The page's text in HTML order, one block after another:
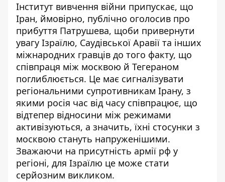
Інститут вивчення війни припускає, що
Іран, ймовірно, публічно оголосив про
прибуття Патрушева, щоби привернути
увагу Ізраїлю, Саудівської Аравії та інших
міжнародних гравців до того факту, що
співпраця між москвою й Тегераном
поглиблюється. Це має сигналізувати
регіональними супротивникам Ірану, з
якими росія час від часу співпрацює, що
відтепер відносини між режимами
активізуються, а значить, їхні стосунки з
москвою стануть напруженішими.
Зважаючи на присутність армії рф у
регіоні, для Ізраїлю це може стати
серйозним викликом.